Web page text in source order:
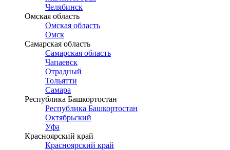
Челябинск
Омская область
Омская область
Омск
Самарская область
Самарская область
Чапаевск
Отрадный
Тольятти
Самара
Республика Башкортостан
Республика Башкортостан
Октябрьский
Уфа
Красноярский край
Красноярский край